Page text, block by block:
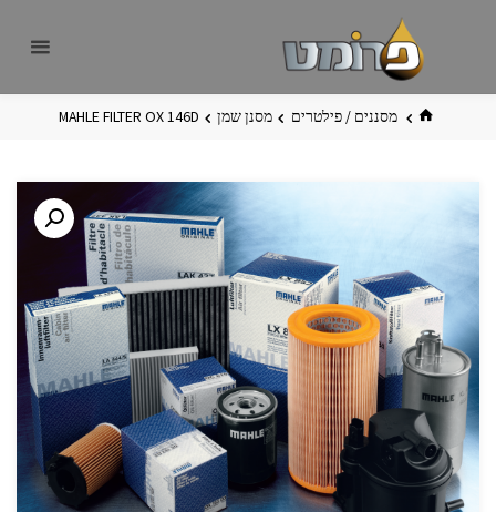
בית מסננים / פילטרים מסנן שמן MAHLE FILTER OX 146D